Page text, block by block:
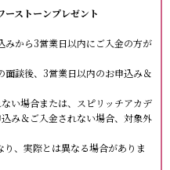
ーストーンプレゼント
から3営業日以内にご入金の方が
面談後、3営業日以内のお申込み＆
い場合または、スピリッチアカデ
み＆ご入金されない場合、対象外
、実際とは異なる場合がありま